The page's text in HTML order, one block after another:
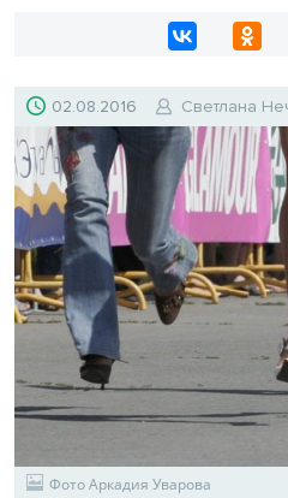
02.08.2016 Светлана
Фото Аркадия Уварова